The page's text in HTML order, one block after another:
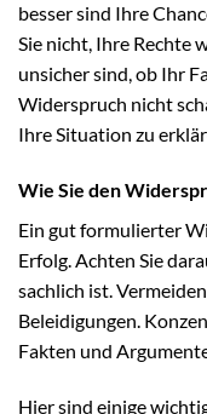
besser sind Ihre
Sie nicht, Ihre Rechte
unsicher sind, ob Ihr
Widerspruch nicht
Ihre Situation zu
Wie Sie den
Ein gut formulierter
Erfolg. Achten Sie
sachlich ist.
Beleidigungen.
Fakten und
Hier sind einige